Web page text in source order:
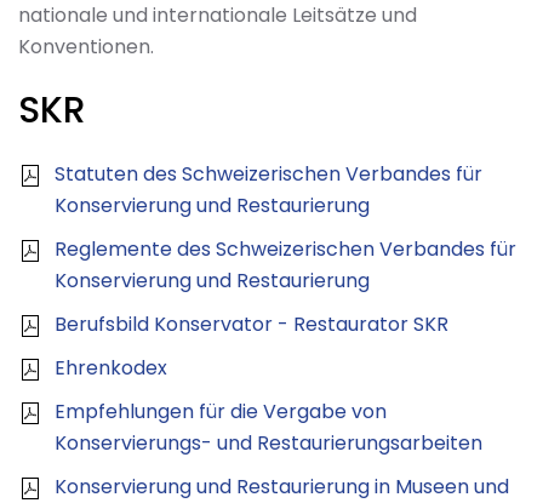
nationale und internationale Leitsätze und
Konventionen.
SKR
Statuten des Schweizerischen Verbandes für
Konservierung und Restaurierung
Reglemente des Schweizerischen Verbandes für
Konservierung und Restaurierung
Berufsbild Konservator - Restaurator SKR
Ehrenkodex
Empfehlungen für die Vergabe von
Konservierungs- und Restaurierungsarbeiten
Konservierung und Restaurierung in Museen und